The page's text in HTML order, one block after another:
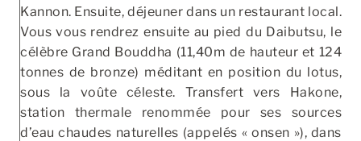
Kannon. Ensuite, déjeuner dans un restaurant local.
Vous vous rendrez ensuite au pied du Daibutsu, le
célèbre Grand Bouddha (11,40m de hauteur et 124
tonnes de bronze) méditant en position du lotus,
sous la voûte céleste. Transfert vers Hakone,
station thermale renommée pour ses sources
d’eau chaudes naturelles (appelés « onsen »), dans